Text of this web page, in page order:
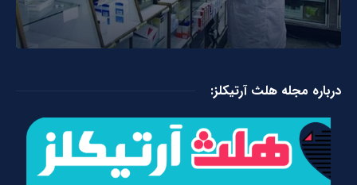
درباره مجله هلث آرتیکلز: